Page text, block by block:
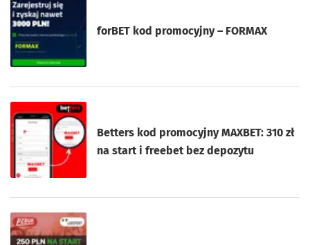
forBET kod promocyjny – FORMAX
Betters kod promocyjny MAXBET: 310 zł
na start i freebet bez depozytu